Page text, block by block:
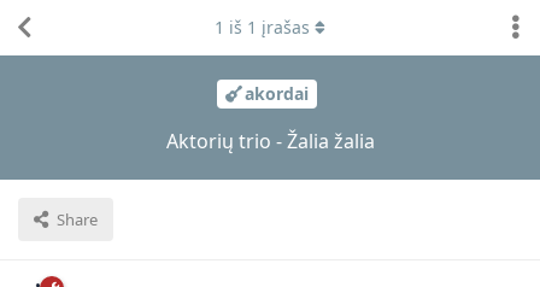
akordai
Aktorių trio - Žalia žalia
Share
1 iš 1 įrašas